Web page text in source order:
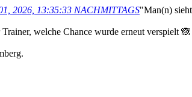
2026, 13:35:33 NACHMITTAGS"Man(n)
welche Chance wurde erneut verspielt 🙈